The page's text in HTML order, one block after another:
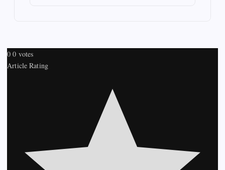
0 0 votes
Article Rating